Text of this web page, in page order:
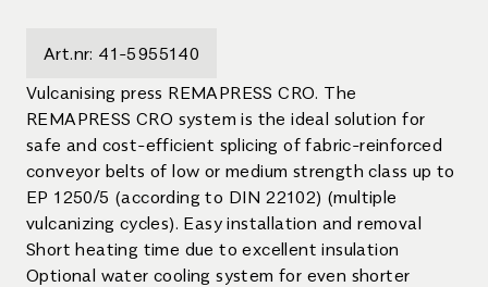
Art.nr: 41-5955140
Vulcanising press REMAPRESS CRO. The
REMAPRESS CRO system is the ideal solution for
safe and cost-efficient splicing of fabric-reinforced
conveyor belts of low or medium strength class up to
EP 1250/5 (according to DIN 22102) (multiple
vulcanizing cycles). Easy installation and removal
Short heating time due to excellent insulation
Optional water cooling system for even shorter